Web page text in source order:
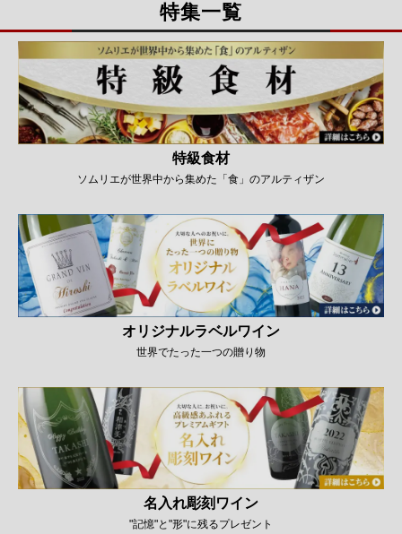
特集一覧
特級食材
ソムリエが世界中から集めた「食」のアルティザン
オリジナルラベルワイン
世界でたった一つの贈り物
名入れ彫刻ワイン
"記憶"と"形"に残るプレゼント